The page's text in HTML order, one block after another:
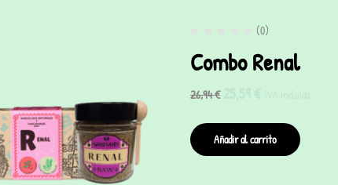
(0)
Combo Renal
26,94€
Añadir al carrito